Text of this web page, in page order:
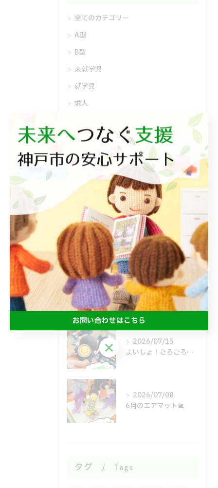
全てのカテゴリー
A型
B型
未就学児
就学児
求人
レプタⅡ
レプタリンク
レプタチャット
相談支援
最近の投稿
Recent
Posts
2026/07/18
みんなで食べるとおいしいね😋
2026/07/15
よいしょ！ごろごろ！体幹運動🙌
2026/07/08
6月のエアマット🐌
タグ Tags
お問い合わせはこちら
お問い合わせはこちら